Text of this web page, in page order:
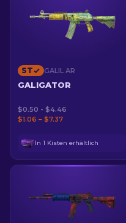
ST GALIL AR
GALIGATOR
$0.50 - $4.46
$1.06 – $7.37
In 1 Kisten erhältlich